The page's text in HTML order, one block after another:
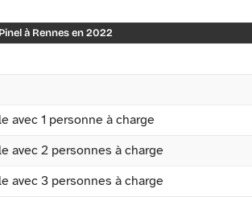
à Rennes en 2022
avec 1 personne à charge
avec 2 personnes à charge
avec 3 personnes à charge